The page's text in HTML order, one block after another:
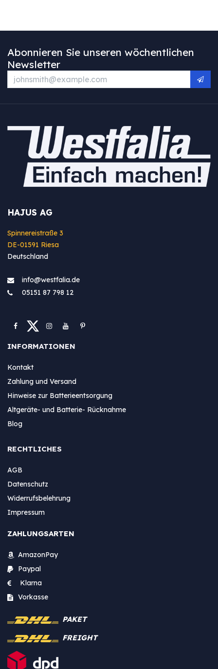
Abonnieren Sie unseren wöchentlichen
Newsletter
HAJUS AG
Spinnereistraße 3
DE-01591 Riesa
Deutschland
info@westfa​lia.de
05151 87 798 12
INFORMATIONEN
Kontakt
Zahlung und Versand
Hinweise zur Batterieentsorgung
Altgeräte- und Batterie- Rücknahme
Blog
RECHTLICHES
AGB
Datenschutz
Widerrufsbelehrung
Impressum
ZAHLUNGSARTEN
AmazonPay
Paypal
Klarna
Vorkasse
PAKET
FREIGHT